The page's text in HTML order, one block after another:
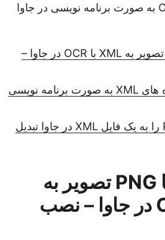
به فرمت XML با OCR به صورت برنامه نویسی در جاوا
تبدیل JPG یا PNG تصویر به XML با OCR در جاوا –
تبدیل تصویر به داده های XML به صورت برنامه نویسی
تصویر JPG یا PNG را به یک فایل XML در جاوا تبدیل
تبدیل JPG یا PNG تصویر به
XML با OCR در جاوا – نصب